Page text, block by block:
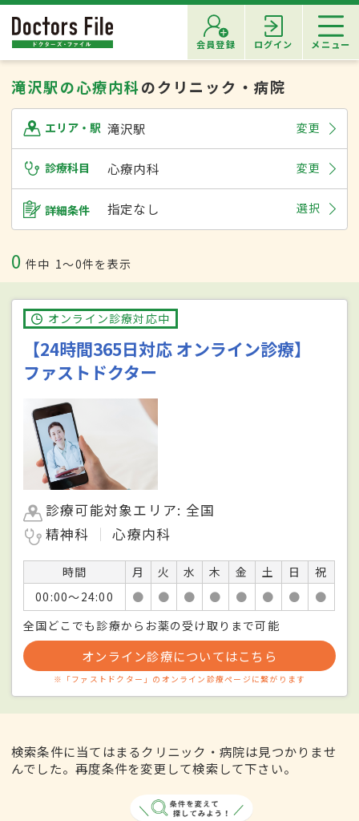
会員登録 ログイン メニュー
滝沢駅の心療内科のクリニック・病院
エリア・駅 滝沢駅 変更
診療科目 心療内科 変更
詳細条件 指定なし 選択
0 件中 1〜0件を表示
オンライン診療対応中
【24時間365日対応 オンライン診療】
ファストドクター
診療可能対象エリア: 全国
精神科
心療内科
時間 月 火 水 木 金 土 日
祝
00:00〜24:00
● ● ● ● ● ● ●
●
全国どこでも診療からお薬の受け取りまで可能
オンライン診療についてはこちら
※「ファストドクター」のオンライン診療ページに繋がります
検索条件に当てはまるクリニック・病院は見つかりませ
んでした。再度条件を変更して検索して下さい。